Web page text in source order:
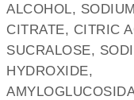
ALCOHOL, SODIUM
CITRATE, CITRIC
SUCRALOSE,
HYDROXIDE,